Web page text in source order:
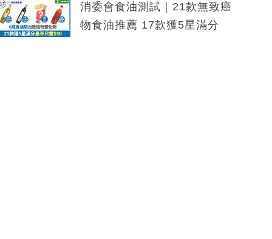
消委會食油測試｜21款無致癌
物食油推薦 17款獲5星滿分